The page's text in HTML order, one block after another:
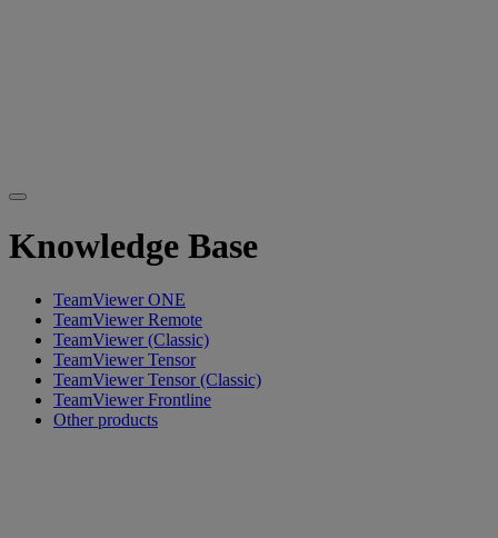
Knowledge Base
TeamViewer ONE
TeamViewer Remote
TeamViewer (Classic)
TeamViewer Tensor
TeamViewer Tensor (Classic)
TeamViewer Frontline
Other products